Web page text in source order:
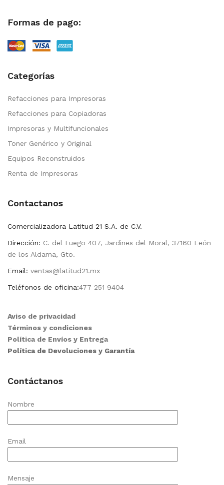
Formas de pago:
Categorías
Refacciones para Impresoras
Refacciones para Copiadoras
Impresoras y Multifuncionales
Toner Genérico y Original
Equipos Reconstruidos
Renta de Impresoras
Contactanos
Comercializadora Latitud 21 S.A. de C.V.
Dirección: C. del Fuego 407, Jardines del Moral, 37160 León
de los Aldama, Gto.
Email: ventas@latitud21.mx
Teléfonos de oficina:477 251 9404
Aviso de privacidad
Términos y condiciones
Política de Envíos y Entrega
Política de Devoluciones y Garantía
Contáctanos
Nombre
Email
Mensaje